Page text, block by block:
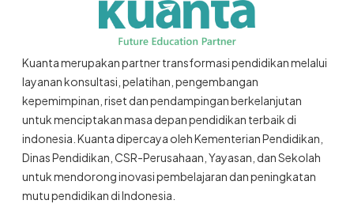
Kuanta merupakan partner transformasi pendidikan melalui
layanan konsultasi, pelatihan, pengembangan
kepemimpinan, riset dan pendampingan berkelanjutan
untuk menciptakan masa depan pendidikan terbaik di
indonesia. Kuanta dipercaya oleh Kementerian Pendidikan,
Dinas Pendidikan, CSR-Perusahaan, Yayasan, dan Sekolah
untuk mendorong inovasi pembelajaran dan peningkatan
mutu pendidikan di Indonesia.